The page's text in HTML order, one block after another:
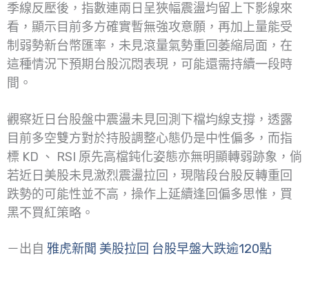
季線反壓後，指數連兩日呈狹幅震盪均留上下影線來
看，顯示目前多方確實暫無強攻意願，再加上量能受
制弱勢新台幣匯率，未見滾量氣勢重回萎縮局面，在
這種情況下預期台股沉悶表現，可能還需持續一段時
間。
觀察近日台股盤中震盪未見回測下檔均線支撐，透露
目前多空雙方對於持股調整心態仍是中性偏多，而指
標 KD 、 RSI 原先高檔鈍化姿態亦無明顯轉弱跡象，倘
若近日美股未見激烈震盪拉回，現階段台股反轉重回
跌勢的可能性並不高，操作上延續逢回偏多思惟，買
黑不買紅策略。
－出自 雅虎新聞 美股拉回 台股早盤大跌逾120點